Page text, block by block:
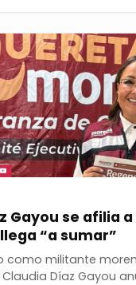
Gayou se afilia
“a sumar”
como militante
Díaz Gayou